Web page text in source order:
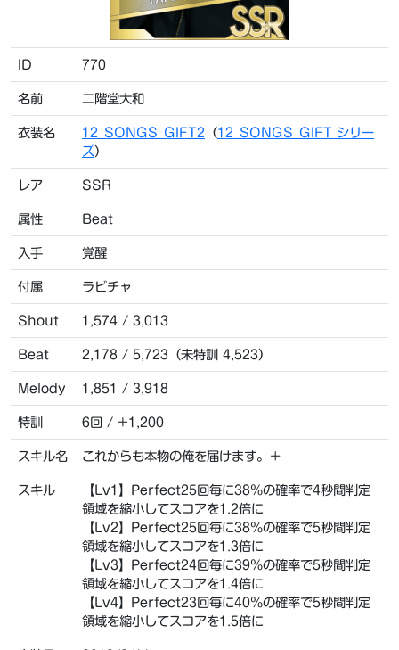
ID 770
名前 二階堂大和
衣装名 12_SONGS_GIFT2 （12_SONGS_GIFT シリー
ズ）
レア SSR
属性 Beat
入手 覚醒
付属 ラビチャ
Shout 1,574 / 3,013
Beat 2,178 / 5,723（未特訓 4,523）
Melody 1,851 / 3,918
特訓 6回 / +1,200
スキル名 これからも本物の俺を届けます。＋
スキル
【Lv1】Perfect25回毎に38％の確率で4秒間判定
領域を縮小してスコアを1.2倍に
【Lv2】Perfect25回毎に38％の確率で5秒間判定
領域を縮小してスコアを1.3倍に
【Lv3】Perfect24回毎に39％の確率で5秒間判定
領域を縮小してスコアを1.4倍に
【Lv4】Perfect23回毎に40％の確率で5秒間判定
領域を縮小してスコアを1.5倍に